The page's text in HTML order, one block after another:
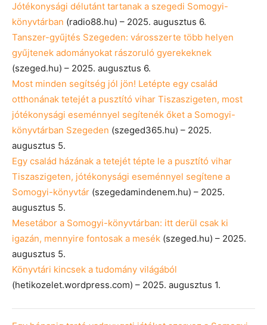
Jótékonysági délutánt tartanak a szegedi Somogyi-
könyvtárban (radio88.hu) – 2025. augusztus 6.
Tanszer-gyűjtés Szegeden: városszerte több helyen
gyűjtenek adományokat rászoruló gyerekeknek
(szeged.hu) – 2025. augusztus 6.
Most minden segítség jól jön! Letépte egy család
otthonának tetejét a pusztító vihar Tiszaszigeten, most
jótékonysági eseménnyel segítenék őket a Somogyi-
könyvtárban Szegeden (szeged365.hu) – 2025.
augusztus 5.
Egy család házának a tetejét tépte le a pusztító vihar
Tiszaszigeten, jótékonysági eseménnyel segítene a
Somogyi-könyvtár (szegedamindenem.hu) – 2025.
augusztus 5.
Mesetábor a Somogyi-könyvtárban: itt derül csak ki
igazán, mennyire fontosak a mesék (szeged.hu) – 2025.
augusztus 5.
Könyvtári kincsek a tudomány világából
(hetikozelet.wordpress.com) – 2025. augusztus 1.